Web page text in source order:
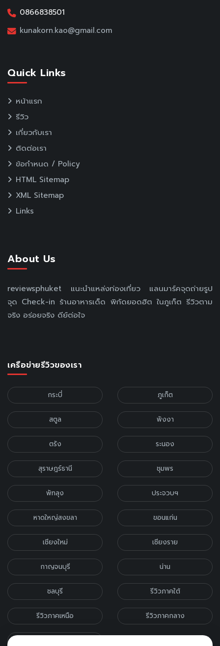
0866838501
kunakorn.kao@gmail.com
Quick Links
หน้าแรก
รีวิว
เกี่ยวกับเรา
ติดต่อเรา
ข้อกำหนด / Policy
HTML Sitemap
XML Sitemap
Links
About Us
reviewsphuket แนะนำแหล่งท่องเที่ยว แลนมาร์คจุดถ่ายรูป
จุด Check-in ร้านอาหารเด็ด พิกัดยอดฮิต ในภูเก็ต รีวิวตาม
จริง อร่อยจริง ดีย์ต่อใจ
เครือข่ายรีวิวของเรา
กระบี่ ภูเก็ต
สตูล พังงา
ตรัง ระนอง
สุราษฎร์ธานี ชุมพร
พัทลุง ประจวบฯ
หาดใหญ่สงขลา ขอนแก่น
เชียงใหม่ เชียงราย
กาญจนบุรี น่าน
ชลบุรี รีวิวภาคใต้
รีวิวภาคเหนือ รีวิวภาคกลาง